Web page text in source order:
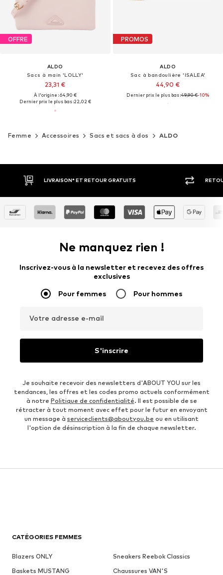
OFFRE
ALDO
Sacs à main 'LOLLY'
23,31 €
À l'origine : 64,90 €
Dernier prix le plus bas :22,02 €
PROMOS
ALDO
Sac à bandoulière 'ISALEA'
44,90 €
Dernier prix le plus bas :49,90 €-10%
Femme Accessoires Sacs et sacs à dos ALDO
LIVRAISON* ET RETOUR GRATUITS RETOUR SOUS 30
Ne manquez rien !
Inscrivez-vous à la newsletter et recevez des offres
exclusives
Pour femmes Pour hommes
Votre adresse e-mail
S'inscrire
Je souhaite recevoir des newsletters d'ABOUT YOU sur les
tendances, les offres et les codes promo actuels conformément
à notre Politique de confidentialité. Il est possible de se
rétracter à tout moment avec effet pour le futur en envoyant
un message à serviceclients@aboutyou.be ou en utilisant
l'option de désinscription à la fin de chaque newsletter.
CATÉGORIES FEMMES
Blazers ONLY
Sneakers Reebok Classics
Baskets MUSTANG
Chaussures VAN'S